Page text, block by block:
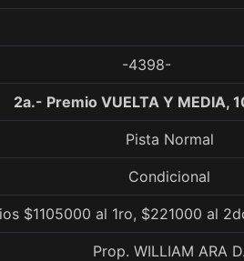
-4398-
2a.- Premio VUELTA Y MEDIA,
Pista Normal
Condicional
$1105000 al 1ro, $221000 al
Prop. WILLIAM ARA D.